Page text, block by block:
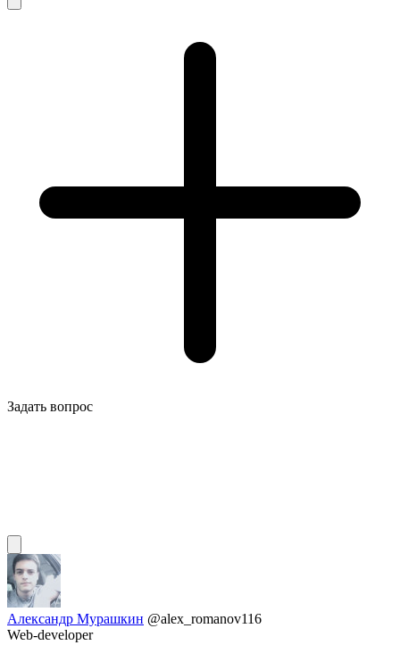
Задать вопрос
Александр Мурашкин @alex_romanov116
Web-developer